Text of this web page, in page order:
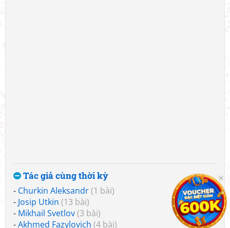
Tác giả cùng thời kỳ
- Churkin Aleksandr(1 bài)
- Josip Utkin (13 bài)
- Mikhail Svetlov(3 bài)
-Akhmed Fazylovich (4 bài)